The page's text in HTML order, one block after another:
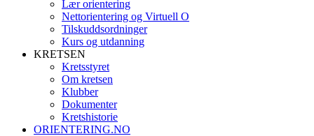
Lær orientering
Nettorientering og Virtuell O
Tilskuddsordninger
Kurs og utdanning
KRETSEN
Kretsstyret
Om kretsen
Klubber
Dokumenter
Kretshistorie
ORIENTERING.NO